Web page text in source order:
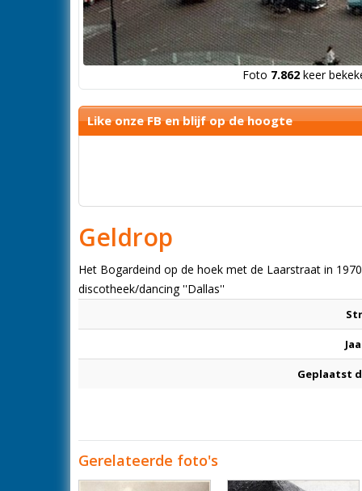
Foto 7.862keer
Like onze FB en blijf op de hoogte
Geldrop
Het Bogardeind op de hoek met de Laarstraat in
discotheek/dancing ''Dallas''
Geplaatst
Gerelateerde foto's